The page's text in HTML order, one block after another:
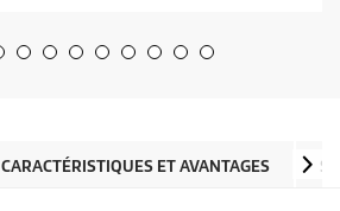
CARACTÉRISTIQUES ET AVANTAGES